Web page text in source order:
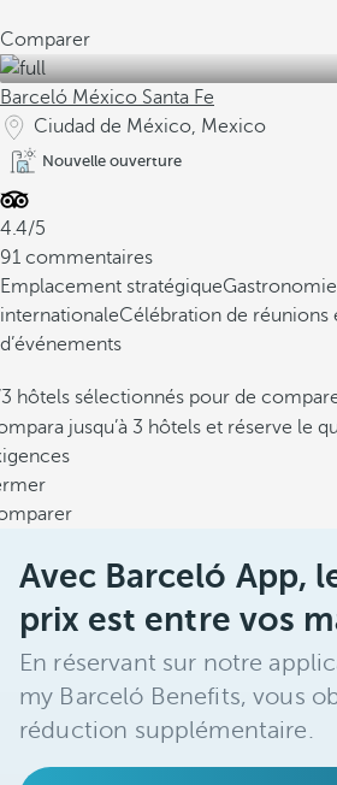
Comparer
Barceló México Santa Fe
Ciudad de México, Mexico
Nouvelle ouverture
4.4/5
91 commentaires
Emplacement stratégique
internationaleCélébration de réunions
d’événements
hôtels sélectionnés pour de
jusqu’à 3 hôtels et réserve le
Avec Barceló App,
prix est entre vos
En réservant sur notre
my Barceló Benefits, vous
réduction supplémentaire.